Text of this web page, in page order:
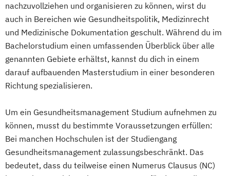
nachzuvollziehen und organisieren zu können, wirst du
auch in Bereichen wie Gesundheitspolitik, Medizinrecht
und Medizinische Dokumentation geschult. Während du im
Bachelorstudium einen umfassenden Überblick über alle
genannten Gebiete erhältst, kannst du dich in einem
darauf aufbauenden Masterstudium in einer besonderen
Richtung spezialisieren.
Um ein Gesundheitsmanagement Studium aufnehmen zu
können, musst du bestimmte Voraussetzungen erfüllen:
Bei manchen Hochschulen ist der Studiengang
Gesundheitsmanagement zulassungsbeschränkt. Das
bedeutet, dass du teilweise einen Numerus Clausus (NC)